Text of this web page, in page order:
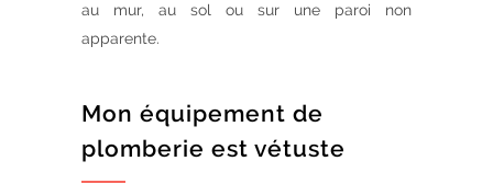
au mur, au sol ou sur une paroi non
apparente.
Mon équipement de
plomberie est vétuste